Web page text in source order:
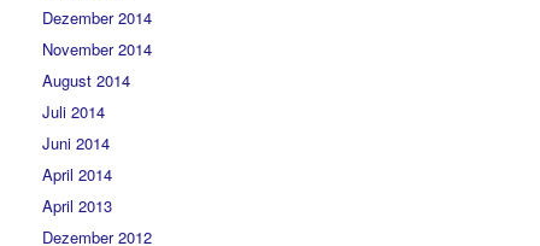
Dezember 2014
November 2014
August 2014
Juli 2014
Juni 2014
April 2014
April 2013
Dezember 2012